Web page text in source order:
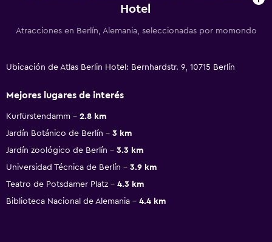
Hotel
Atracciones en Berlín, Alemania, seleccionadas por momondo
Ubicación de Atlas Berlin Hotel: Bernhardstr. 9, 10715 Berlín
Mejores lugares de interés
Kurfürstendamm
2.8 km
Jardín Botánico de Berlín
3 km
Jardín zoológico de Berlín
3.3 km
Universidad Técnica de Berlín
3.9 km
Teatro de Potsdamer Platz
4.3 km
Biblioteca Nacional de Alemania
4.4 km